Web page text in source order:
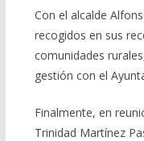
Con el alcalde
recogidos en sus
comunidades
gestión con el
Finalmente, en
Trinidad Martínez